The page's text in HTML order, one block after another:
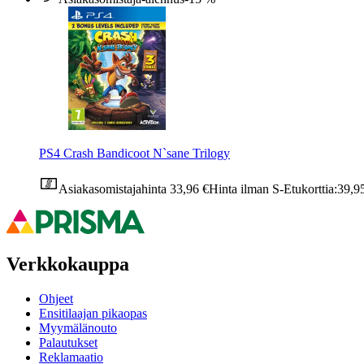
PS4 Crash Bandicoot N`sane Trilogy
Asiakasomistajahinta 33,96 €Hinta ilman S-Etukorttia:
Verkkokauppa
Ohjeet
Ensitilaajan pikaopas
Myymälänouto
Palautukset
Reklamaatio